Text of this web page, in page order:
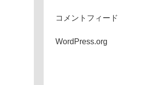
コメントフィード
WordPress.org